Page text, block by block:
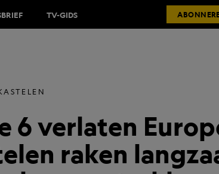
TV-GIDS
6 verlaten
raken